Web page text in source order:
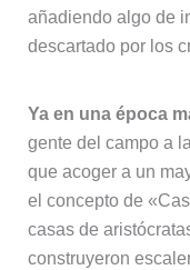
añadiendo algo de
descartado por los
Ya en una época
gente del campo a
que acoger a un
el concepto de
casas de
construyeron